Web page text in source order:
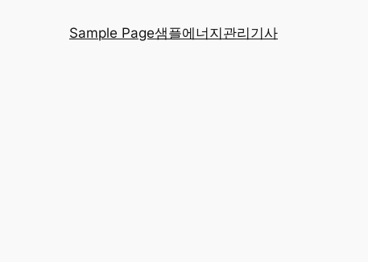
Sample Page샘플에너지관리기사